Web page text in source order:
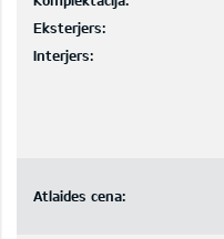
Eksterjers:
Interjers:
Atlaides cena: